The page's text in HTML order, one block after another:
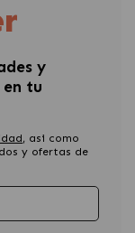
y
en tu
, asi como
y ofertas de